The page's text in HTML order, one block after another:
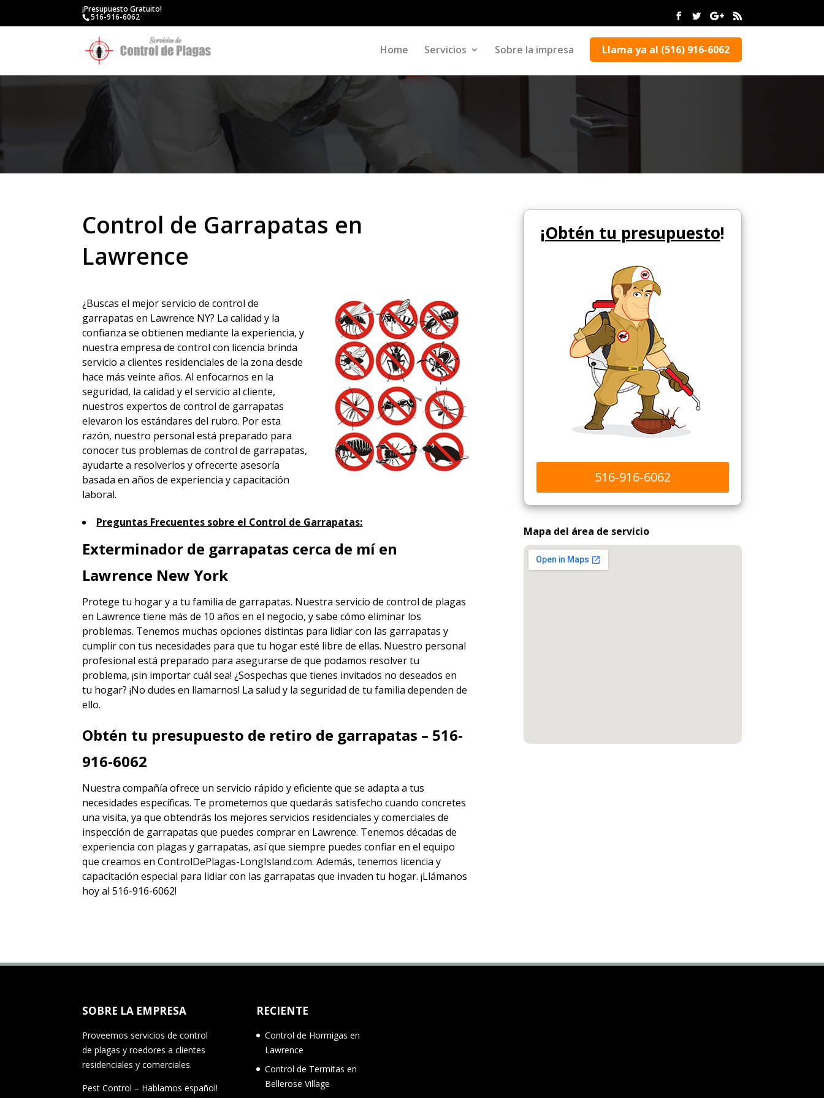
¡Presupuesto Gratuito!
516-916-6062
Home Servicios Sobre la impresa Llama ya al (516) 916-6062
Control de Garrapatas en
Lawrence
¿Buscas el mejor servicio de control de
garrapatas en Lawrence NY? La calidad y la
confianza se obtienen mediante la experiencia, y
nuestra empresa de control con licencia brinda
servicio a clientes residenciales de la zona desde
hace más veinte años. Al enfocarnos en la
seguridad, la calidad y el servicio al cliente,
nuestros expertos de control de garrapatas
elevaron los estándares del rubro. Por esta
razón, nuestro personal está preparado para
conocer tus problemas de control de garrapatas,
ayudarte a resolverlos y ofrecerte asesoría
basada en años de experiencia y capacitación
laboral.
Preguntas Frecuentes sobre el Control de Garrapatas:
Exterminador de garrapatas cerca de mí en
Lawrence New York
Protege tu hogar y a tu familia de garrapatas. Nuestra servicio decontrol de plagas
en Lawrence tiene más de 10 años en el negocio, y sabe cómo eliminar los
problemas. Tenemos muchas opciones distintas para lidiar con las garrapatas y
cumplir con tus necesidades para que tu hogar esté libre de ellas. Nuestro personal
profesional está preparado para asegurarse de que podamos resolver tu
problema, ¡sin importar cuál sea! ¿Sospechas que tienes invitados no deseados en
tu hogar? ¡No dudes en llamarnos! La salud y la seguridad de tu familia dependen de
ello.
Obtén tu presupuesto de retiro de garrapatas – 516-
916-6062
Nuestra compañía ofrece un servicio rápido y eficiente que se adapta a tus
necesidades específicas. Te prometemos que quedarás satisfecho cuando concretes
una visita, ya que obtendrás los mejoresservicios residenciales y comerciales de
inspección de garrapatas que puedes comprar en Lawrence. Tenemos décadas de
experiencia con plagas y garrapatas, así que siempre puedesconfiar en el equipo
que creamos en ControlDePlagas-LongIsland.com. Además, tenemos licencia y
capacitación especial para lidiar con las garrapatas que invaden tu hogar. ¡Llámanos
hoy al 516-916-6062!
¡Obtén tu presupuesto!
516-916-6062
Mapa del área de servicio
SOBRE LA EMPRESA
Proveemos servicios de control
de plagas y roedores a clientes
residenciales y comerciales.
Pest Control – Hablamos español!
RECIENTE
Control de Hormigas en
Lawrence
Control de Termitas en
Bellerose Village